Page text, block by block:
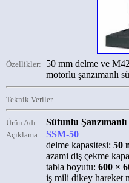
Özellikler:
50 mm delme ve
motorlu şanzımanlı
Teknik Veriler
Ürün Adı: Sütunlu
Açıklama:
SSM-50
delme kapasitesi: 50
azami diş çekme
tabla boyutu: 600 ×
iş mili dikey hareket